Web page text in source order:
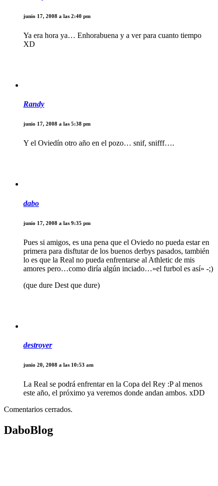
junio 17, 2008 a las 2:40 pm
Ya era hora ya… Enhorabuena y a ver para cuanto tiempo
XD
Randy
junio 17, 2008 a las 5:38 pm
Y el Oviedín otro año en el pozo… snif, snifff….
dabo
junio 17, 2008 a las 9:35 pm
Pues si amigos, es una pena que el Oviedo no pueda estar en
primera para disftutar de los buenos derbys pasados, también
lo es que la Real no pueda enfrentarse al Athletic de mis
amores pero…como diría algún inciado…»el furbol es así» -;)
(que dure Dest que dure)
destroyer
junio 20, 2008 a las 10:53 am
La Real se podrá enfrentar en la Copa del Rey :P al menos
este año, el próximo ya veremos donde andan ambos. xDD
Comentarios cerrados.
DaboBlog